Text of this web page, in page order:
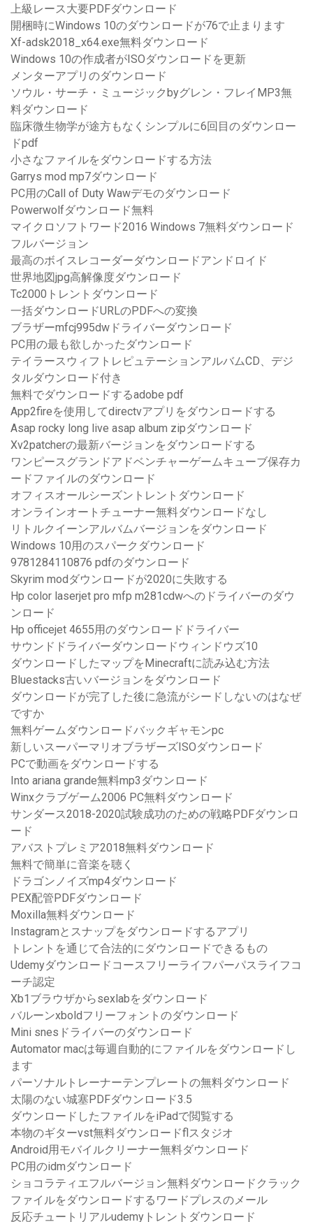
上級レース大要PDFダウンロード
開梱時にWindows 10のダウンロードが76で止まります
Xf-adsk2018_x64.exe無料ダウンロード
Windows 10の作成者がISOダウンロードを更新
メンターアプリのダウンロード
ソウル・サーチ・ミュージックbyグレン・フレイMP3無
料ダウンロード
臨床微生物学が途方もなくシンプルに6回目のダウンロー
ドpdf
小さなファイルをダウンロードする方法
Garrys mod mp7ダウンロード
PC用のCall of Duty Wawデモのダウンロード
Powerwolfダウンロード無料
マイクロソフトワード2016 Windows 7無料ダウンロード
フルバージョン
最高のボイスレコーダーダウンロードアンドロイド
世界地図jpg高解像度ダウンロード
Tc2000トレントダウンロード
一括ダウンロードURLのPDFへの変換
ブラザーmfcj995dwドライバーダウンロード
PC用の最も欲しかったダウンロード
テイラースウィフトレピュテーションアルバムCD、デジ
タルダウンロード付き
無料でダウンロードするadobe pdf
App2fireを使用してdirectvアプリをダウンロードする
Asap rocky long live asap album zipダウンロード
Xv2patcherの最新バージョンをダウンロードする
ワンピースグランドアドベンチャーゲームキューブ保存カ
ードファイルのダウンロード
オフィスオールシーズントレントダウンロード
オンラインオートチューナー無料ダウンロードなし
リトルクイーンアルバムバージョンをダウンロード
Windows 10用のスパークダウンロード
9781284110876 pdfのダウンロード
Skyrim modダウンロードが2020に失敗する
Hp color laserjet pro mfp m281cdwへのドライバーのダウ
ンロード
Hp officejet 4655用のダウンロードドライバー
サウンドドライバーダウンロードウィンドウズ10
ダウンロードしたマップをMinecraftに読み込む方法
Bluestacks古いバージョンをダウンロード
ダウンロードが完了した後に急流がシードしないのはなぜ
ですか
無料ゲームダウンロードバックギャモンpc
新しいスーパーマリオブラザーズISOダウンロード
PCで動画をダウンロードする
Into ariana grande無料mp3ダウンロード
Winxクラブゲーム2006 PC無料ダウンロード
サンダース2018-2020試験成功のための戦略PDFダウンロ
ード
アバストプレミア2018無料ダウンロード
無料で簡単に音楽を聴く
ドラゴンノイズmp4ダウンロード
PEX配管PDFダウンロード
Moxilla無料ダウンロード
Instagramとスナップをダウンロードするアプリ
トレントを通じて合法的にダウンロードできるもの
Udemyダウンロードコースフリーライフパーパスライフコ
ーチ認定
Xb1ブラウザからsexlabをダウンロード
バルーンxboldフリーフォントのダウンロード
Mini snesドライバーのダウンロード
Automator macは毎週自動的にファイルをダウンロードし
ます
パーソナルトレーナーテンプレートの無料ダウンロード
太陽のない城塞PDFダウンロード3.5
ダウンロードしたファイルをiPadで閲覧する
本物のギターvst無料ダウンロードflスタジオ
Android用モバイルクリーナー無料ダウンロード
PC用のidmダウンロード
ショコラティエフルバージョン無料ダウンロードクラック
ファイルをダウンロードするワードプレスのメール
反応チュートリアルudemyトレントダウンロード